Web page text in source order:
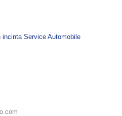
Service Automobile